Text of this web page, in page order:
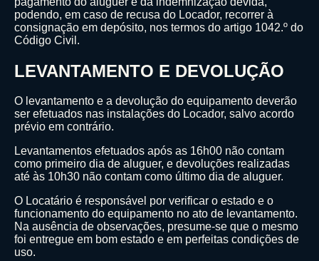
podendo, em caso de recusa do Locador, recorrer à
consignação em depósito, nos termos do artigo 1042.º do
Código Civil.
LEVANTAMENTO E DEVOLUÇÃO
O levantamento e a devolução do equipamento deverão
ser efetuados nas instalações do Locador, salvo acordo
prévio em contrário.
Levantamentos efetuados após as 16h00 não contam
como primeiro dia de aluguer, e devoluções realizadas
até às 10h30 não contam como último dia de aluguer.
O Locatário é responsável por verificar o estado e o
funcionamento do equipamento no ato de levantamento.
Na ausência de observações, presume-se que o mesmo
foi entregue em bom estado e em perfeitas condições de
uso.